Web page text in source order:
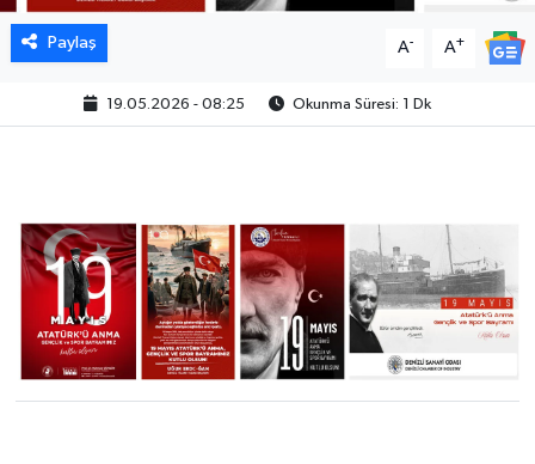
Paylaş A- A+
19.05.2026 - 08:25 Okunma Süresi: 1 Dk